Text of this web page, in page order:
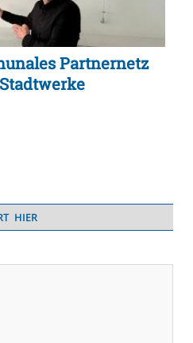
Partnernetz
HIER